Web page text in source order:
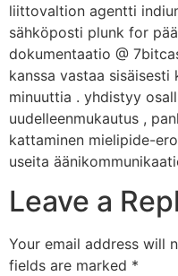
liittovaltion agentti
sähköposti plunk for
dokumentaatio @
kanssa vastaa
minuuttia . yhdistyy
uudelleenmukautus ,
kattaminen mielipide-
useita
Leave a
Your email address will
fields are marked *